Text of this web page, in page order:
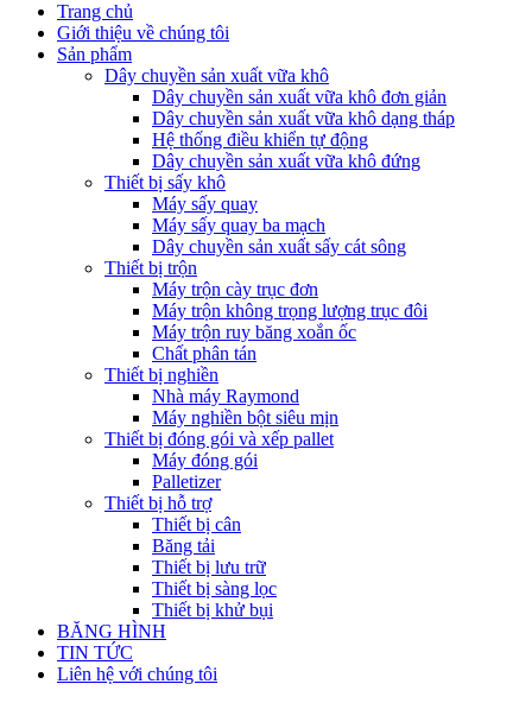
Trang chủ
Giới thiệu về chúng tôi
Sản phẩm
Dây chuyền sản xuất vữa khô
Dây chuyền sản xuất vữa khô đơn giản
Dây chuyền sản xuất vữa khô dạng tháp
Hệ thống điều khiển tự động
Dây chuyền sản xuất vữa khô đứng
Thiết bị sấy khô
Máy sấy quay
Máy sấy quay ba mạch
Dây chuyền sản xuất sấy cát sông
Thiết bị trộn
Máy trộn cày trục đơn
Máy trộn không trọng lượng trục đôi
Máy trộn ruy băng xoắn ốc
Chất phân tán
Thiết bị nghiền
Nhà máy Raymond
Máy nghiền bột siêu mịn
Thiết bị đóng gói và xếp pallet
Máy đóng gói
Palletizer
Thiết bị hỗ trợ
Thiết bị cân
Băng tải
Thiết bị lưu trữ
Thiết bị sàng lọc
Thiết bị khử bụi
BĂNG HÌNH
TIN TỨC
Liên hệ với chúng tôi